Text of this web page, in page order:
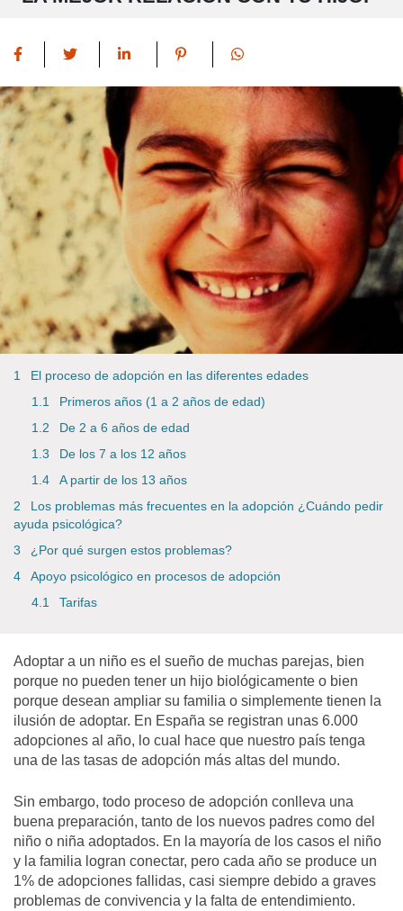
El proceso de adopción en las diferentes edades
Primeros años (1 a 2 años de edad)
De 2 a 6 años de edad
De los 7 a los 12 años
A partir de los 13 años
Los problemas más frecuentes en la adopción ¿Cuándo pedir
ayuda psicológica?
¿Por qué surgen estos problemas?
Apoyo psicológico en procesos de adopción
Tarifas
Adoptar a un niño es el sueño de muchas parejas, bien
porque no pueden tener un hijo biológicamente o bien
porque desean ampliar su familia o simplemente tienen la
ilusión de adoptar. En España se registran unas 6.000
adopciones al año, lo cual hace que nuestro país tenga
una de las tasas de adopción más altas del mundo.
Sin embargo, todo proceso de adopción conlleva una
buena preparación, tanto de los nuevos padres como del
niño o niña adoptados. En la mayoría de los casos el niño
y la familia logran conectar, pero cada año se produce un
1% de adopciones fallidas, casi siempre debido a graves
problemas de convivencia y la falta de entendimiento.